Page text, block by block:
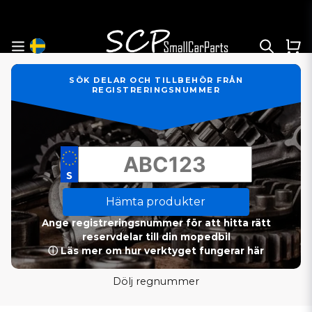
SÖK DELAR OCH TILLBEHÖR FRÅN
REGISTRERINGSNUMMER
Hämta produkter
Ange registreringsnummer för att hitta rätt
reservdelar till din mopedbil
ⓘ Läs mer om hur verktyget fungerar här
Dölj regnummer